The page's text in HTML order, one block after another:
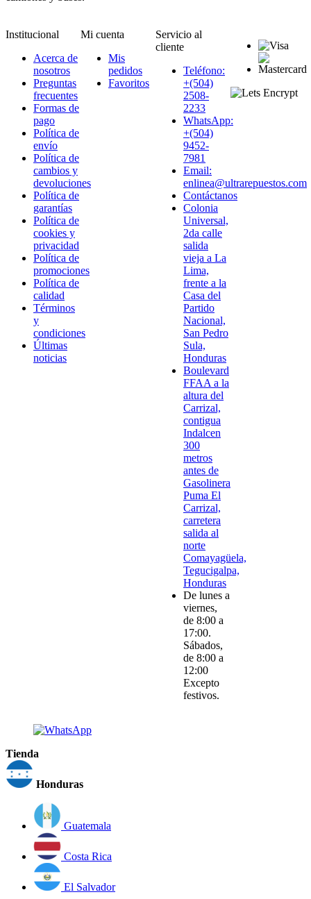
Institucional
Acerca de
nosotros
Preguntas
frecuentes
Formas de
pago
Política de
envío
Política de
cambios y
devoluciones
Política de
garantías
Política de
cookies y
privacidad
Política de
promociones
Política de
calidad
Términos
y
condiciones
Últimas
noticias
Mi cuenta
Mis
pedidos
Favoritos
Servicio al
cliente
Teléfono:
+(504)
2508-
2233
WhatsApp:
+(504)
9452-
7981
Email:
enlinea@ultrarepuestos.com
Contáctanos
Colonia
Universal,
2da calle
salida
vieja a La
Lima,
frente a la
Casa del
Partido
Nacional,
San Pedro
Sula,
Honduras
Boulevard
FFAA a la
altura del
Carrizal,
contigua
Indalcen
300
metros
antes de
Gasolinera
Puma El
Carrizal,
carretera
salida al
norte
Comayagüela,
Tegucigalpa,
Honduras
De lunes a
viernes,
de 8:00 a
17:00.
Sábados,
de 8:00 a
12:00
Excepto
festivos.
Tienda
Honduras
Guatemala
Costa Rica
El Salvador